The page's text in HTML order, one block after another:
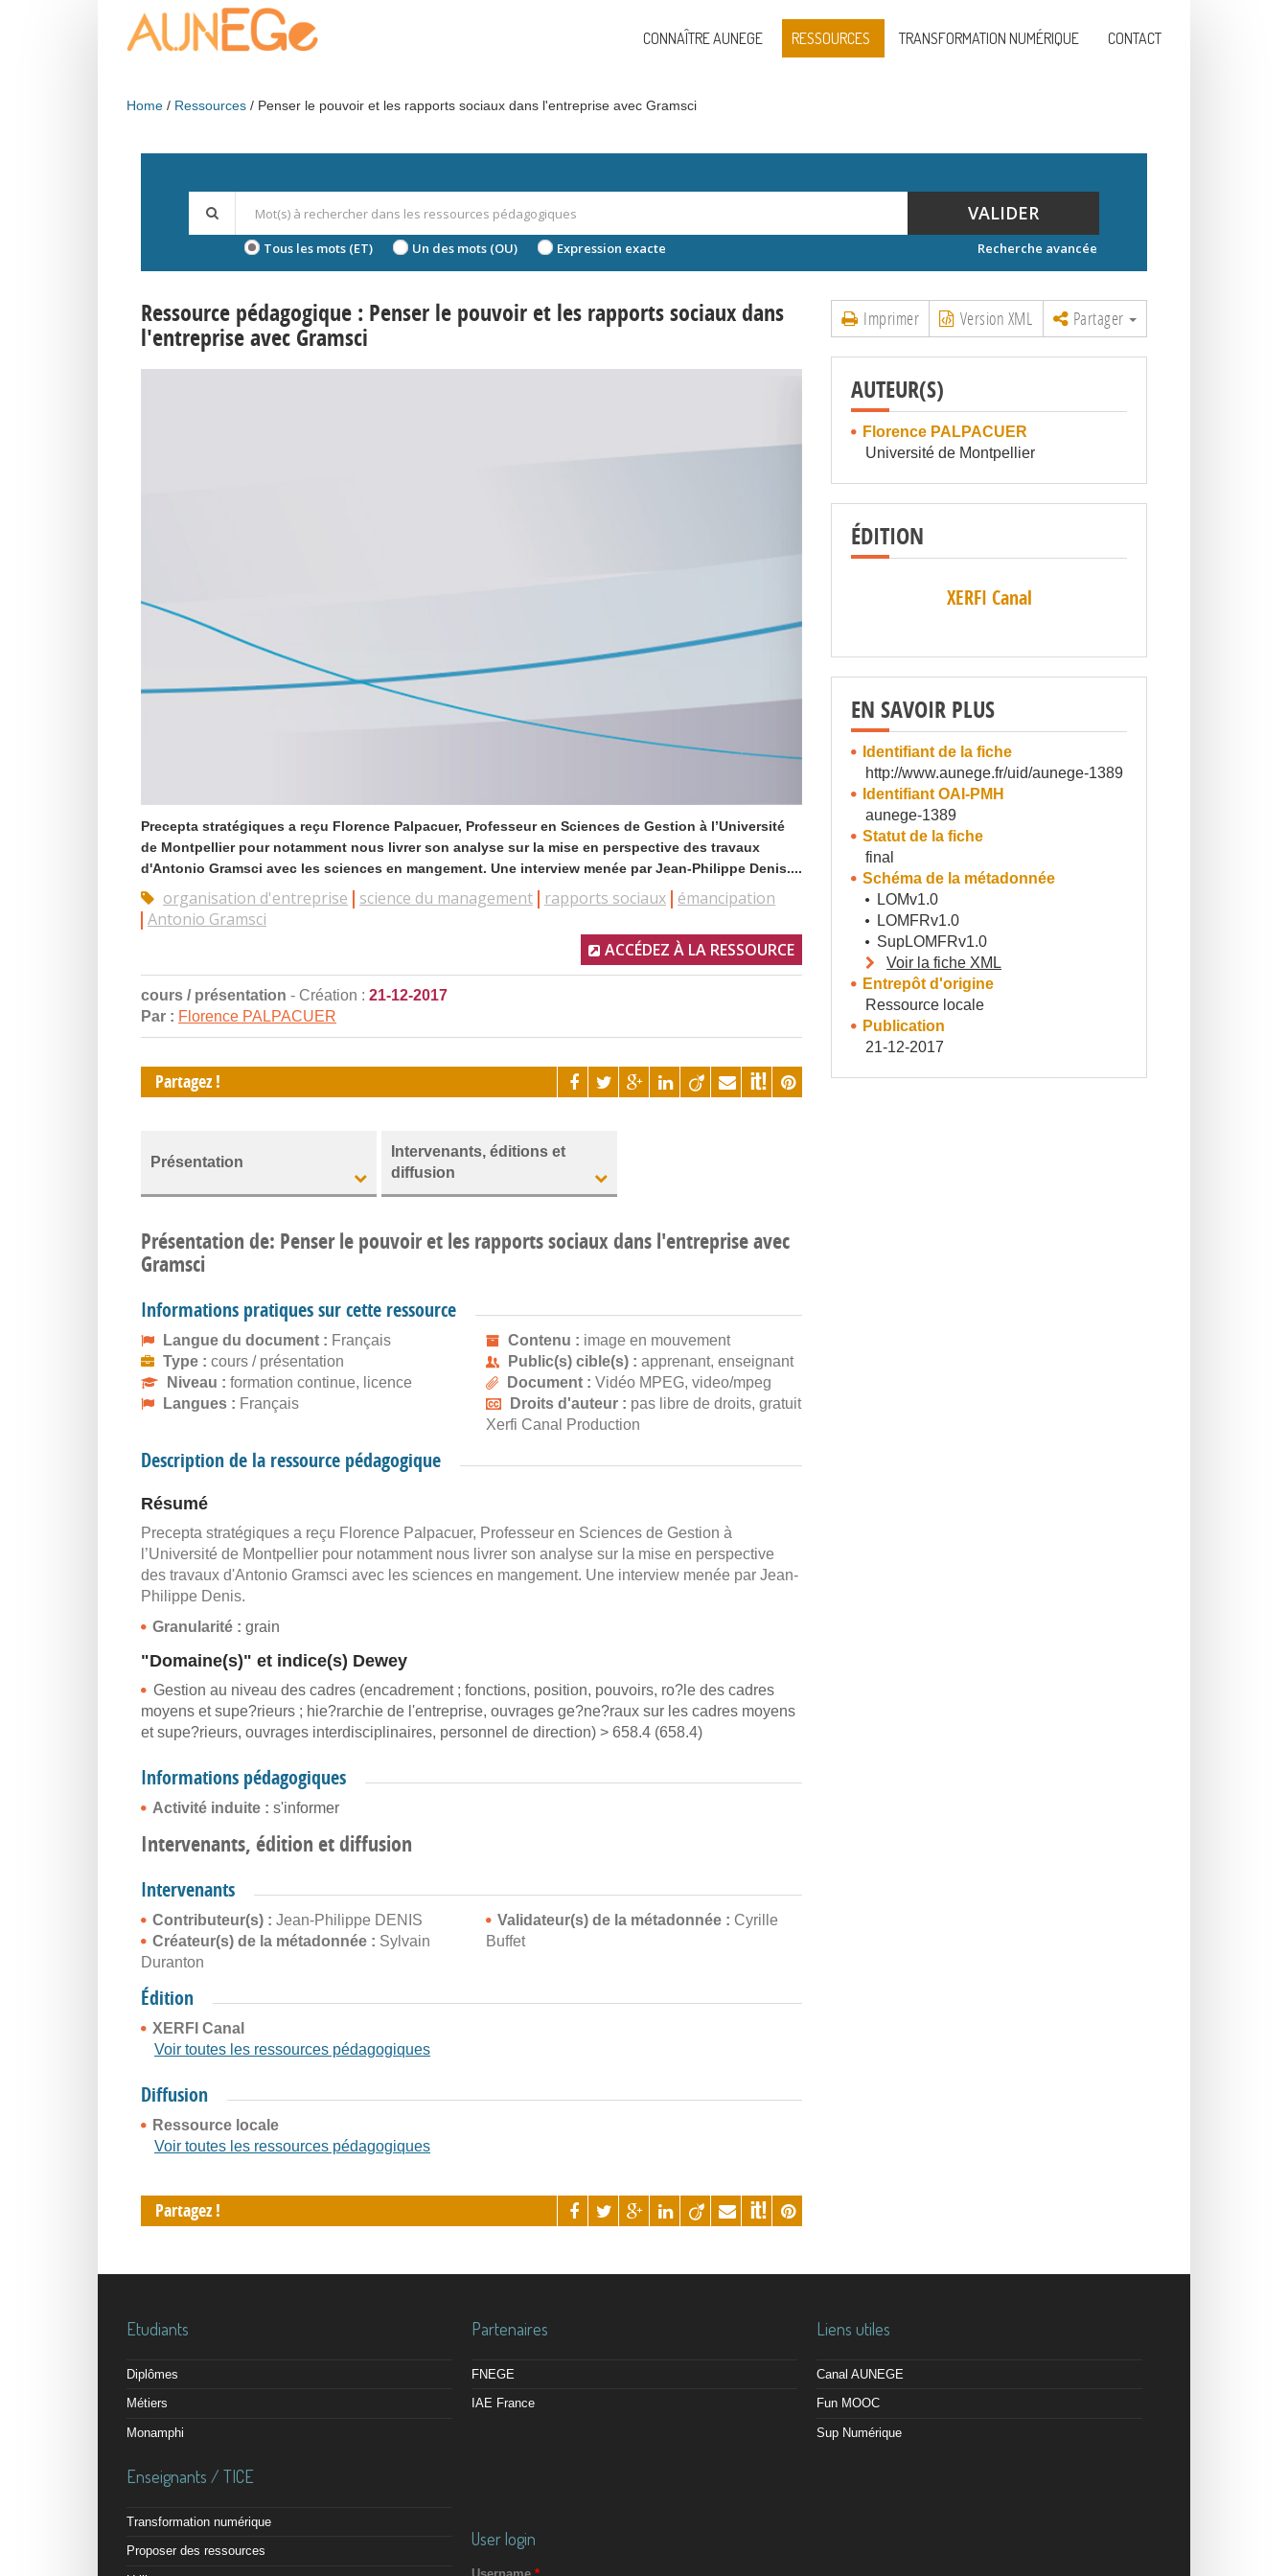
CONNAÎTRE AUNEGE RESSOURCES TRANSFORMATION NUMÉRIQUE CONTACT
Home Ressources Penser le pouvoir et les rapports sociaux dans l'entreprise avec Gramsci
VALIDER
Tous les mots (ET) Un des mots (OU) Expression exacte Recherche avancée
Imprimer Version XML Partager
Ressource pédagogique : Penser le pouvoir et les rapports sociaux dans
l'entreprise avec Gramsci
Precepta stratégiques a reçu Florence Palpacuer, Professeur en Sciences de Gestion à l’Université
de Montpellier pour notamment nous livrer son analyse sur la mise en perspective des travaux
d'Antonio Gramsci avec les sciences en mangement. Une interview menée par Jean-Philippe Denis....
organisation d'entreprise science du management rapports sociaux émancipation
Antonio Gramsci
ACCÉDEZ À LA RESSOURCE
cours / présentation - Création : 21-12-2017
Par : Florence PALPACUER
Partagez !
Présentation
Intervenants, éditions et
diffusion
Présentation de: Penser le pouvoir et les rapports sociaux dans l'entreprise avec
Gramsci
Informations pratiques sur cette ressource
Langue du document : Français
Type : cours / présentation
Niveau : formation continue, licence
Langues : Français
Contenu : image en mouvement
Public(s) cible(s) : apprenant, enseignant
Document : Vidéo MPEG, video/mpeg
Droits d'auteur : pas libre de droits, gratuit
Xerfi Canal Production
Description de la ressource pédagogique
Résumé
Precepta stratégiques a reçu Florence Palpacuer, Professeur en Sciences de Gestion à
l’Université de Montpellier pour notamment nous livrer son analyse sur la mise en perspective
des travaux d'Antonio Gramsci avec les sciences en mangement. Une interview menée par Jean-
Philippe Denis.
Granularité : grain
"Domaine(s)" et indice(s) Dewey
Gestion au niveau des cadres (encadrement ; fonctions, position, pouvoirs, ro?le des cadres
moyens et supe?rieurs ; hie?rarchie de l'entreprise, ouvrages ge?ne?raux sur les cadres moyens
et supe?rieurs, ouvrages interdisciplinaires, personnel de direction) > 658.4 (658.4)
Informations pédagogiques
Activité induite : s'informer
Intervenants, édition et diffusion
Intervenants
Contributeur(s) : Jean-Philippe DENIS
Créateur(s) de la métadonnée : Sylvain
Duranton
Validateur(s) de la métadonnée : Cyrille
Buffet
Édition
XERFI Canal
Voir toutes les ressources pédagogiques
Diffusion
Ressource locale
Voir toutes les ressources pédagogiques
Partagez !
AUTEUR(S)
Florence PALPACUER
Université de Montpellier
ÉDITION
XERFI Canal
EN SAVOIR PLUS
Identifiant de la fiche
http://www.aunege.fr/uid/aunege-1389
Identifiant OAI-PMH
aunege-1389
Statut de la fiche
final
Schéma de la métadonnée
LOMv1.0
LOMFRv1.0
SupLOMFRv1.0
Voir la fiche XML
Entrepôt d'origine
Ressource locale
Publication
21-12-2017
Etudiants
Diplômes
Métiers
Monamphi
Enseignants / TICE
Transformation numérique
Proposer des ressources
Partenaires
FNEGE
IAE France
Liens utiles
Canal AUNEGE
Fun MOOC
Sup Numérique
User login